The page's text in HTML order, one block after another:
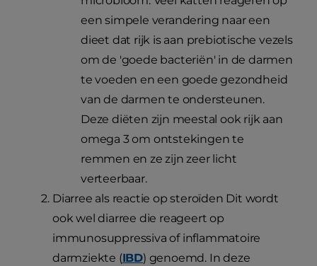
een simpele verandering naar een
dieet dat rijk is aan prebiotische vezels
om de 'goede bacteriën' in de darmen
te voeden en een goede gezondheid
van de darmen te ondersteunen.
Deze diëten zijn meestal ook rijk aan
omega 3 om ontstekingen te
remmen en ze zijn zeer licht
verteerbaar.
Diarree als reactie op steroïden Dit wordt
ook wel diarree die reageert op
immunosuppressiva of inflammatoire
darmziekte (IBD) genoemd. In deze